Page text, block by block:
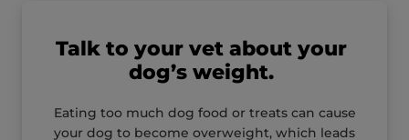
Talk to your vet about your
dog’s weight.
Eating too much dog food or treats can cause
your dog to become overweight, which leads